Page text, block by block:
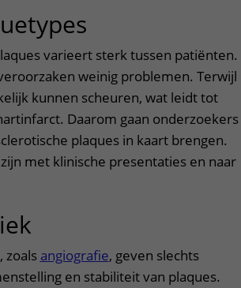
varieert sterk tussen patiënten.
weinig problemen. Terwijl
kunnen scheuren, wat leidt tot
Daarom gaan onderzoekers
plaques in kaart brengen.
met klinische presentaties en naar
zoals angiografie, geven slechts
en stabiliteit van plaques.